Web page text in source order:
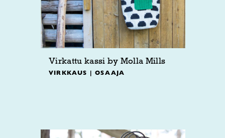
Virkattu kassi by Molla Mills
VIRKKAUS | OSAAJA